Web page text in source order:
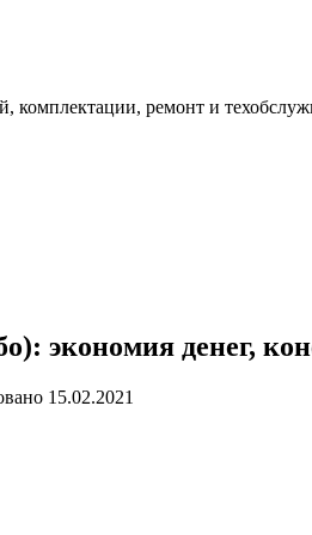
комплектации, ремонт и
экономия денег,
15.02.2021